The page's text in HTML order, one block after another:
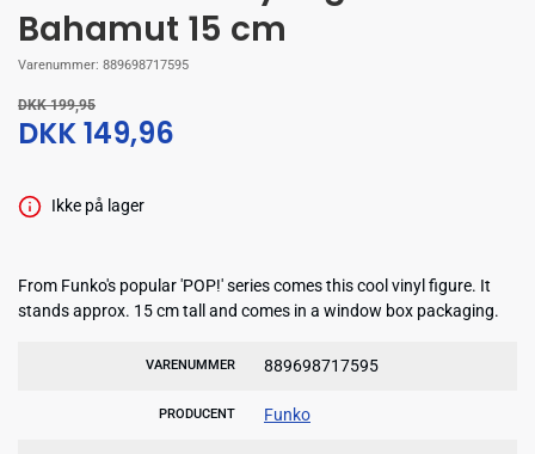
Bahamut 15 cm
Varenummer: 889698717595
DKK 199,95
DKK 149,96
Ikke på lager
From Funko's popular 'POP!' series comes this cool vinyl figure. It
stands approx. 15 cm tall and comes in a window box packaging.
VARENUMMER 889698717595
PRODUCENT Funko